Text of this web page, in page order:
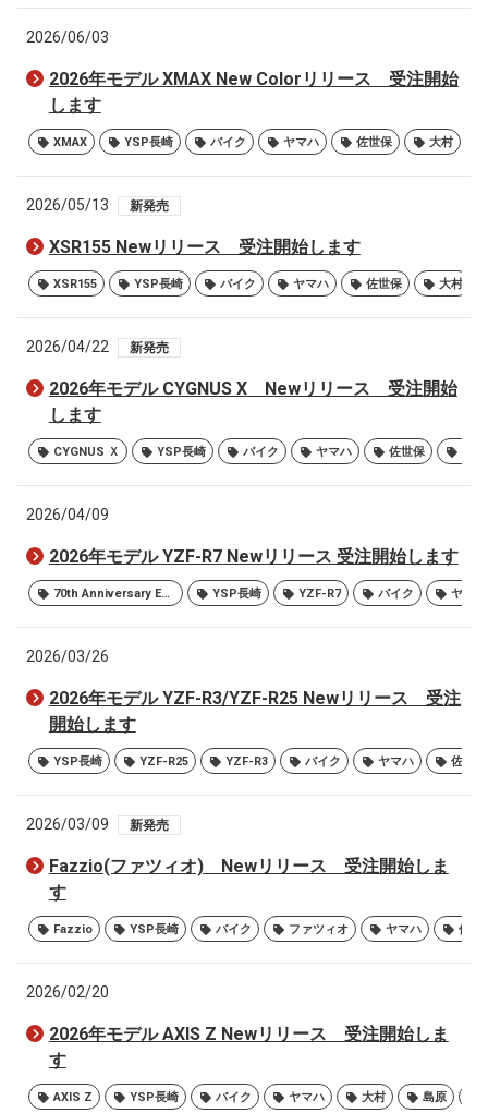
2026/06/03
2026年モデル XMAX New Colorリリース 受注開始
します
XMAX YSP長崎 バイク ヤマハ 佐世保 大村
2026/05/13 新発売
XSR155 Newリリース 受注開始します
XSR155 YSP長崎 バイク ヤマハ 佐世保 大村
2026/04/22 新発売
2026年モデル CYGNUS X Newリリース 受注開始
します
CYGNUS Ｘ YSP長崎 バイク ヤマハ 佐世保
2026/04/09
2026年モデル YZF-R7 Newリリース 受注開始します
70th Anniversary Edition YSP長崎 YZF-R7 バイク ヤマハ
2026/03/26
2026年モデル YZF-R3/YZF-R25 Newリリース 受注
開始します
YSP長崎 YZF-R25 YZF-R3 バイク ヤマハ 佐世保
2026/03/09 新発売
Fazzio(ファツィオ) Newリリース 受注開始しま
す
Fazzio YSP長崎 バイク ファツィオ ヤマハ 佐世
2026/02/20
2026年モデル AXIS Z Newリリース 受注開始しま
す
AXIS Z YSP長崎 バイク ヤマハ 大村 島原